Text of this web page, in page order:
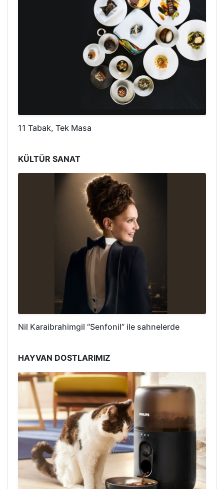
11 Tabak, Tek Masa
KÜLTÜR SANAT
Nil Karaibrahimgil “Senfonil” ile sahnelerde
HAYVAN DOSTLARIMIZ